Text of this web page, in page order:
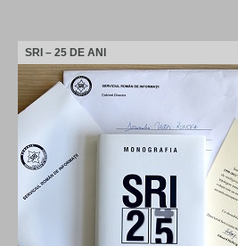
SRI – 25 DE ANI